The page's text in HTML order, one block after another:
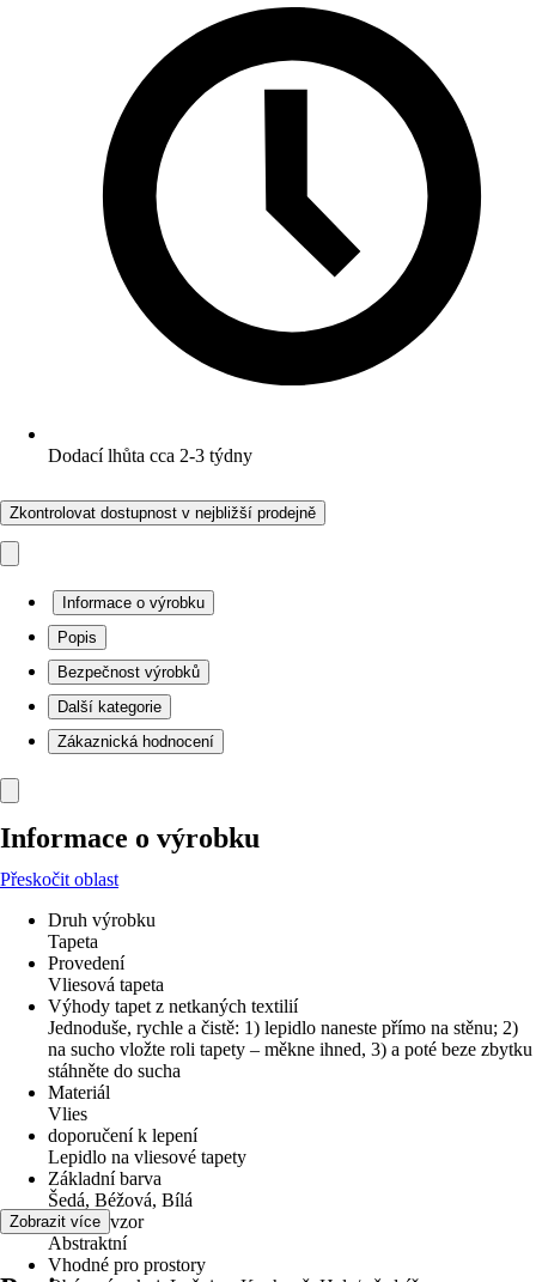
Dodací lhůta cca 2-3 týdny
Zkontrolovat dostupnost v nejbližší prodejně
Informace o výrobku
Popis
Bezpečnost výrobků
Další kategorie
Zákaznická hodnocení
Informace o výrobku
Přeskočit oblast
Druh výrobku
Tapeta
Provedení
Vliesová tapeta
Výhody tapet z netkaných textilií
Jednoduše, rychle a čistě: 1) lepidlo naneste přímo na stěnu; 2)
na sucho vložte roli tapety – měkne ihned, 3) a poté beze zbytku
stáhněte do sucha
Materiál
Vlies
doporučení k lepení
Lepidlo na vliesové tapety
Základní barva
Šedá, Béžová, Bílá
Dekor / vzor
Abstraktní
Vhodné pro prostory
Zobrazit více